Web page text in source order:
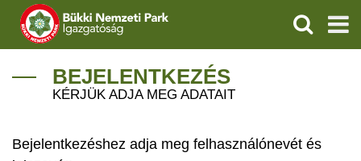
IGAZGATÓSÁG
VÍZVÉDELEM
KERESÉS
BEJELENTKEZÉS
KÉRJÜK ADJA MEG ADATAIT
Bejelentkezéshez adja meg felhasználónevét és